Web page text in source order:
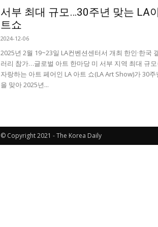
서부 최대 규모…30주년 맞는 LA
트쇼
2024-12-06
2025년 2월 19~23일 LA컨벤션센터서 개최 한인·한국
러리 참가…글로벌 아트 한마당 미 서부 지역 최대 규
자랑하는 아트 페어인 LA 아트 쇼(LA Art Show)가 30주
을 맞아 2025년...
© Copyright 2021 - The Korea Daily